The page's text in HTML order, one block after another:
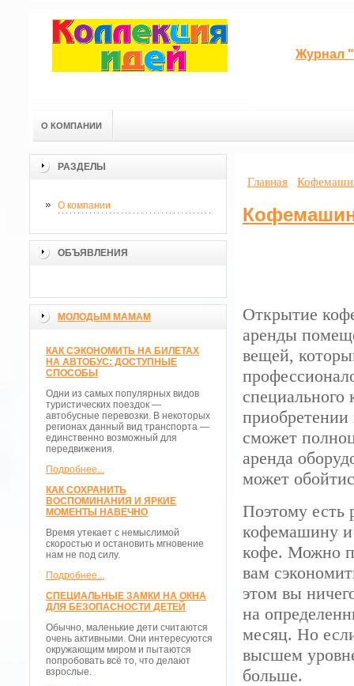
Журнал
О КОМПАНИИ
РАЗДЕЛЫ
О компании
ОБЪЯВЛЕНИЯ
МОЛОДЫМ МАМАМ
КАК СЭКОНОМИТЬ НА БИЛЕТАХ
НА АВТОБУС: ДОСТУПНЫЕ
СПОСОБЫ
Одни из самых популярных видов
туристических поездок —
автобусные перевозки. В некоторых
регионах данный вид транспорта —
единственно возможный для
передвижения.
Подробнее...
КАК СОХРАНИТЬ
ВОСПОМИНАНИЯ И ЯРКИЕ
МОМЕНТЫ НАВЕЧНО
Время утекает с немыслимой
скоростью и остановить мгновение
нам не под силу.
Подробнее...
СПЕЦИАЛЬНЫЕ ЗАМКИ НА ОКНА
ДЛЯ БЕЗОПАСНОСТИ ДЕТЕЙ
Обычно, маленькие дети считаются
очень активными. Они интересуются
окружающим миром и пытаются
попробовать всё то, что делают
взрослые.
Главная
Открытие
аренды
вещей,
специального
сможет
аренда
может
Поэтому есть
кофемашину и
кофе. Можно
вам
этом вы
на
месяц. Но
высшем
больше.